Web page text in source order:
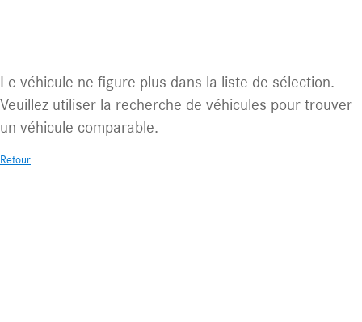
Le véhicule ne figure plus dans la liste de sélection.
Veuillez utiliser la recherche de véhicules pour trouver
un véhicule comparable.
Retour